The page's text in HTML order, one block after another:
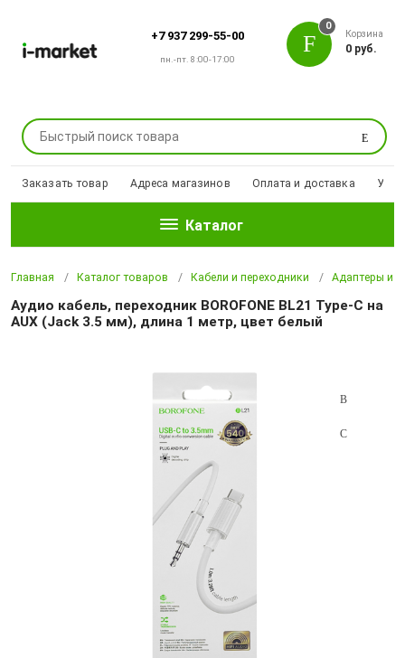
+7 937 299-55-00
пн.-пт. 8:00-17:00
Поиск
0
Корзина
0 руб.
Заказать товар Адреса магазинов Оплата и доставка
Каталог
Главная Каталог товаров Кабели и переходники Адаптеры и
Аудио кабель, переходник BOROFONE BL21 Type-C на
AUX (Jack 3.5 мм), длина 1 метр, цвет белый